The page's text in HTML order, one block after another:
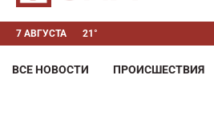
7 АВГУСТА 21°
ВСЕ НОВОСТИ ПРОИСШЕСТВИЯ